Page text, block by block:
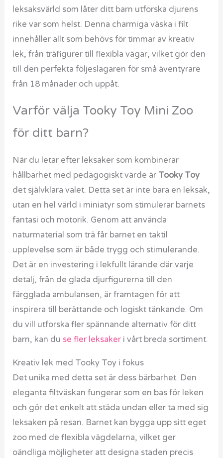
leksaksvärld som låter ditt barn utforska djurens
rike var som helst. Denna charmiga väska i filt
innehåller allt som behövs för timmar av kreativ
lek, från träfigurer till flexibla vägar, vilket gör den
till den perfekta följeslagaren för små äventyrare
från 18 månader och uppåt.
Varför välja Tooky Toy Mini Zoo
för ditt barn?
När du letar efter leksaker som kombinerar
hållbarhet med pedagogiskt värde är Tooky Toy
det självklara valet. Detta set är inte bara en leksak,
utan en hel värld i miniatyr som stimulerar barnets
fantasi och motorik. Genom att använda
naturmaterial som trä får barnet en taktil
upplevelse som är både trygg och stimulerande.
Det är en investering i lekfullt lärande där varje
detalj, från de glada djurfigurerna till den
färgglada ambulansen, är framtagen för att
inspirera till berättande och logiskt tänkande. Om
du vill utforska fler spännande alternativ för ditt
barn, kan du se fler leksaker i vårt breda sortiment.
Kreativ lek med Tooky Toy i fokus
Det unika med detta set är dess bärbarhet. Den
eleganta filtväskan fungerar som en bas för leken
och gör det enkelt att städa undan eller ta med sig
leksaken på resan. Barnet kan bygga upp sitt eget
zoo med de flexibla vägdelarna, vilket ger
oändliga möjligheter att designa staden precis